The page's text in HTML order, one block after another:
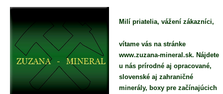
Milí priatelia, vážení zákazníci,
vítame vás na stránke
www.zuzana-mineral.sk. Nájdete
u nás prírodné aj opracované,
slovenské aj zahraničné
minerály, boxy pre začínajúcich